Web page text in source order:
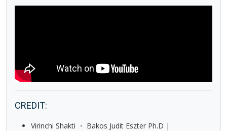
CREDIT:
Virinchi Shakti ・ Bakos Judit Eszter Ph.D |